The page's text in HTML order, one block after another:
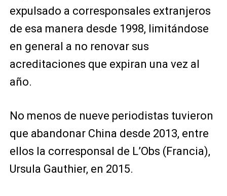
expulsado a corresponsales extranjeros
de esa manera desde 1998, limitándose
en general a no renovar sus
acreditaciones que expiran una vez al
año.
No menos de nueve periodistas tuvieron
que abandonar China desde 2013, entre
ellos la corresponsal de L’Obs (Francia),
Ursula Gauthier, en 2015.